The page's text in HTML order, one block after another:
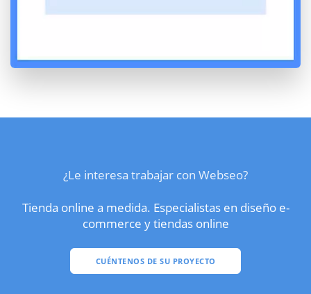
¿Le interesa trabajar con Webseo?
Tienda online a medida. Especialistas en diseño e-
commerce y tiendas online
CUÉNTENOS DE SU PROYECTO